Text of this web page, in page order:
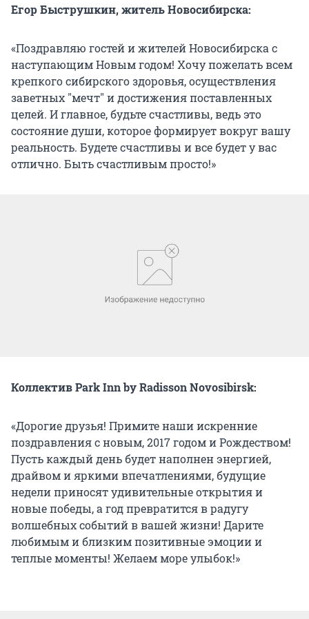
Егор Быструшкин, житель Новосибирска:
«Поздравляю гостей и жителей Новосибирска с
наступающим Новым годом! Хочу пожелать всем
крепкого сибирского здоровья, осуществления
заветных "мечт" и достижения поставленных
целей. И главное, будьте счастливы, ведь это
состояние души, которое формирует вокруг вашу
реальность. Будете счастливы и все будет у вас
отлично. Быть счастливым просто!»
КоллективPark Inn by Radisson Novosibirsk:
«Дорогие друзья! Примите наши искренние
поздравления с новым, 2017 годом и Рождеством!
Пусть каждый день будет наполнен энергией,
драйвом и яркими впечатлениями, будущие
недели приносят удивительные открытия и
новые победы, а год превратится в радугу
волшебных событий в вашей жизни! Дарите
любимым и близким позитивные эмоции и
теплые моменты! Желаем море улыбок!»